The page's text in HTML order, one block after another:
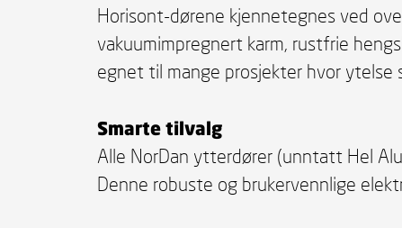
Horisont-dørene kjennetegnes ved
vakuumimpregnert karm, rustfrie
egnet til mange prosjekter hvor ytelse
Smarte tilvalg
Alle NorDan ytterdører (unntatt Hel
Denne robuste og brukervennlige